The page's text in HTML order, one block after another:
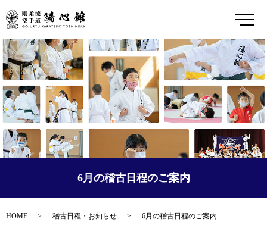
メ
6月の稽古日程のご案内
HOME 稽古日程・お知らせ 6月の稽古日程のご案内